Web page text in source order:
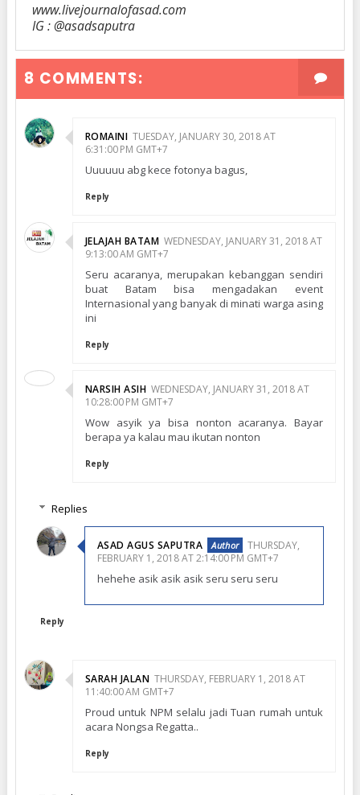
www.livejournalofasad.com
IG : @asadsaputra
8 COMMENTS:
ROMAINI TUESDAY, JANUARY 30, 2018 AT
6:31:00 PM GMT+7
Uuuuuu abg kece fotonya bagus,
Reply
JELAJAH BATAM WEDNESDAY, JANUARY 31, 2018 AT
9:13:00 AM GMT+7
Seru acaranya, merupakan kebanggan sendiri
buat Batam bisa mengadakan event
Internasional yang banyak di minati warga asing
ini
Reply
NARSIH ASIH WEDNESDAY, JANUARY 31, 2018 AT
10:28:00 PM GMT+7
Wow asyik ya bisa nonton acaranya. Bayar
berapa ya kalau mau ikutan nonton
Reply
Replies
ASAD AGUS SAPUTRA
THURSDAY,
FEBRUARY 1, 2018 AT 2:14:00 PM GMT+7
hehehe asik asik asik seru seru seru
Reply
SARAH JALAN THURSDAY, FEBRUARY 1, 2018 AT
11:40:00 AM GMT+7
Proud untuk NPM selalu jadi Tuan rumah untuk
acara Nongsa Regatta..
Reply